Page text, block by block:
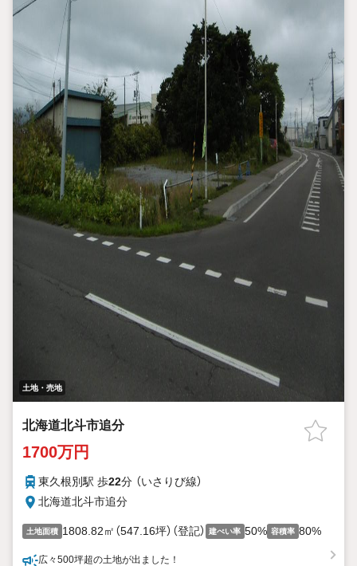
土地・売地
北海道北斗市追分
1700万円
東久根別駅 歩22分 （いさりび線）
北海道北斗市追分
土地面積 1808.82㎡（547.16坪）（登記） 建ぺい率 50% 容積率 80%
広々500坪超の土地が出ました！